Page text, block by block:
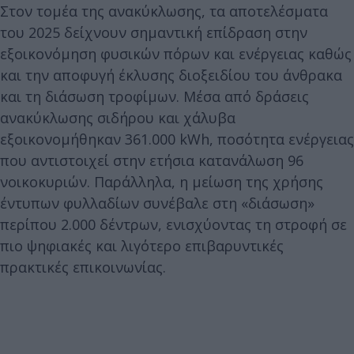
Στον τομέα της ανακύκλωσης, τα αποτελέσματα
του 2025 δείχνουν σημαντική επίδραση στην
εξοικονόμηση φυσικών πόρων και ενέργειας καθώς
και την αποφυγή έκλυσης διοξειδίου του άνθρακα
και τη διάσωση τροφίμων. Μέσα από δράσεις
ανακύκλωσης σιδήρου και χάλυβα
εξοικονομήθηκαν 361.000 kWh, ποσότητα ενέργειας
που αντιστοιχεί στην ετήσια κατανάλωση 96
νοικοκυριών. Παράλληλα, η μείωση της χρήσης
έντυπων φυλλαδίων συνέβαλε στη «διάσωση»
περίπου 2.000 δέντρων, ενισχύοντας τη στροφή σε
πιο ψηφιακές και λιγότερο επιβαρυντικές
πρακτικές επικοινωνίας.